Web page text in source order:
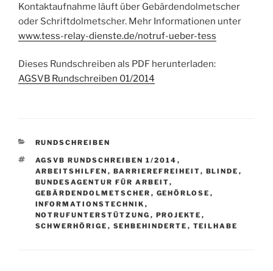
Kontaktaufnahme läuft über Gebärdendolmetscher
oder Schriftdolmetscher. Mehr Informationen unter
www.tess-relay-dienste.de/notruf-ueber-tess
Dieses Rundschreiben als PDF herunterladen:
AGSVB Rundschreiben 01/2014
KATEGORIEN
RUNDSCHREIBEN
SCHLAGWÖRTER
AGSVB RUNDSCHREIBEN 1/2014 ,
ARBEITSHILFEN , BARRIEREFREIHEIT, BLINDE ,
BUNDESAGENTUR FÜR ARBEIT,
GEBÄRDENDOLMETSCHER , GEHÖRLOSE ,
INFORMATIONSTECHNIK ,
NOTRUFUNTERSTÜTZUNG , PROJEKTE ,
SCHWERHÖRIGE , SEHBEHINDERTE , TEILHABE